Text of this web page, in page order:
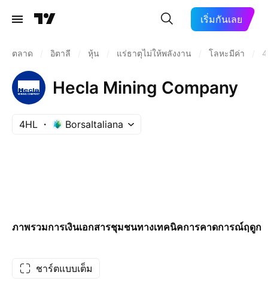
เริ่มกันเลย
ตลาด อิตาลี หุ้น แร่ธาตุไม่ให้พลังงาน โลหะมีค่า
Hecla Mining Company
4HL BorsaItaliana
ภาพรวมการเงินเอกสารชุมชนทางเทคนิคการคาดการณ์ฤดูก
ชาร์ตแบบเต็ม